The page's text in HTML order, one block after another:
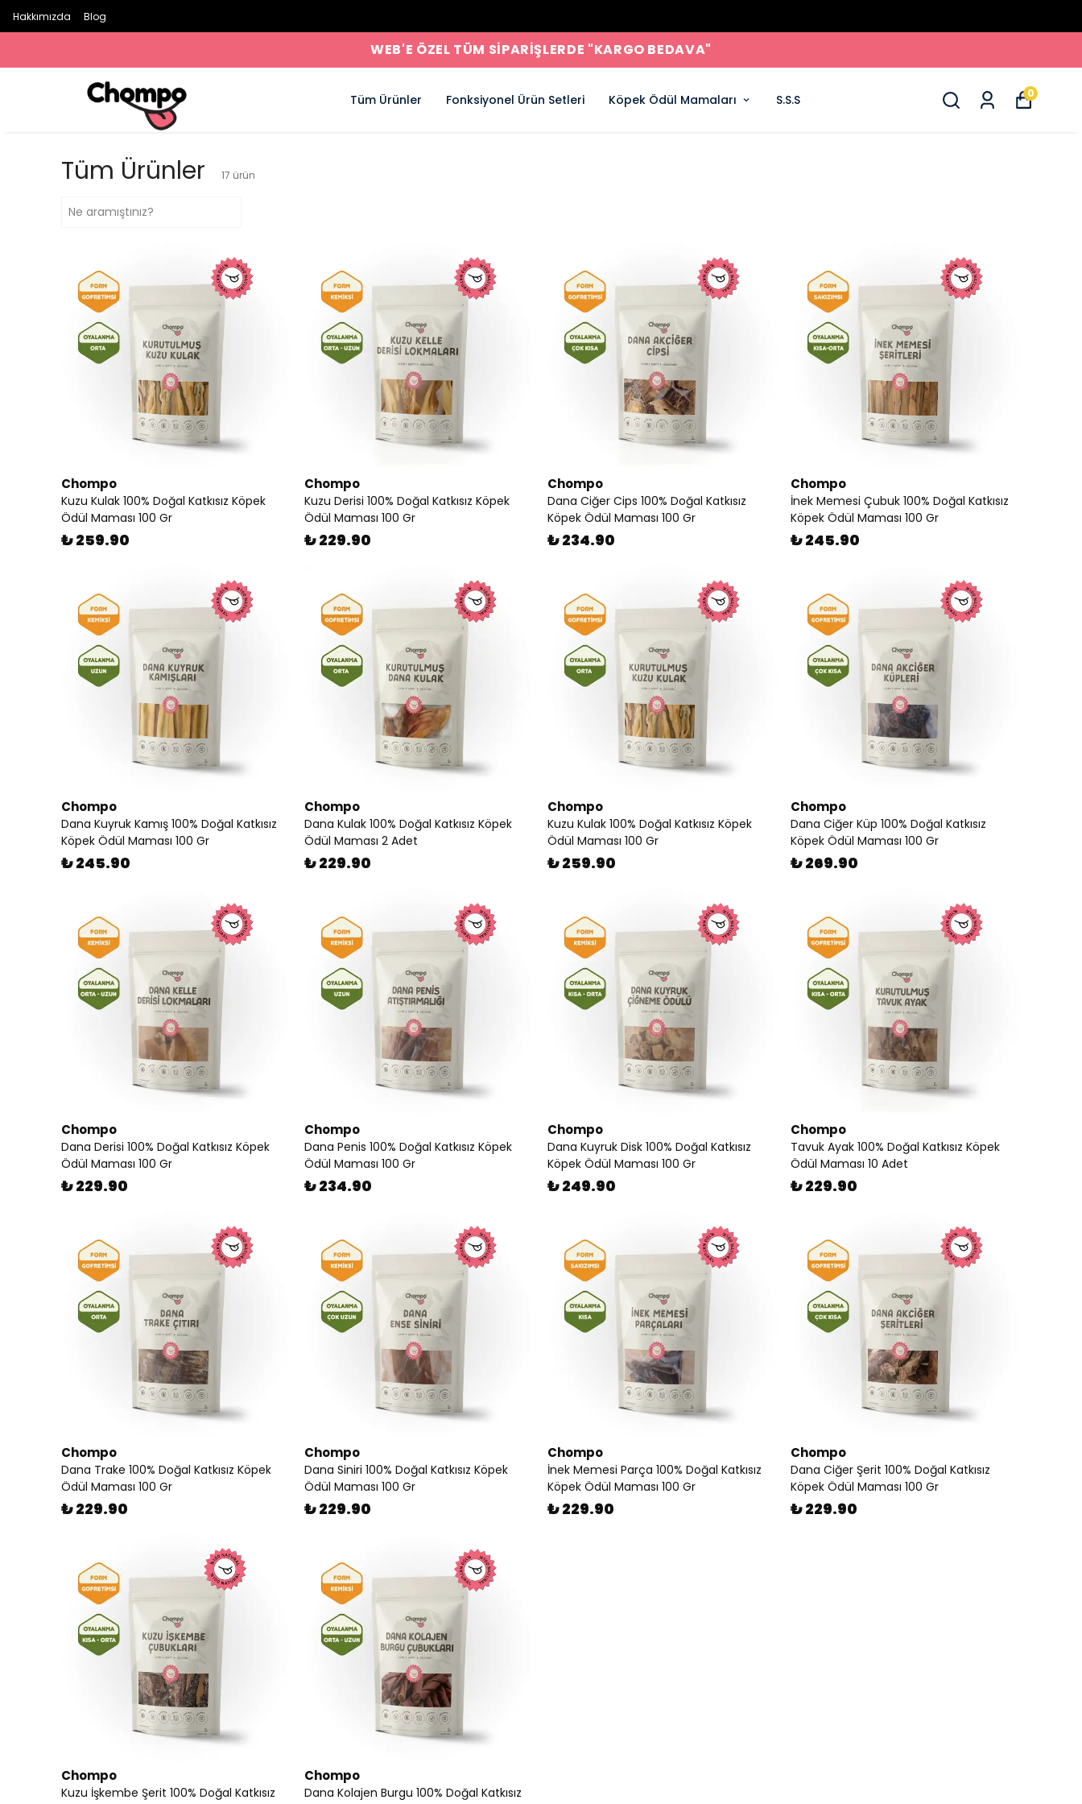
Hakkımızda Blog
WEB'E ÖZEL TÜM SİPARİŞLERDE "KARGO BEDAVA"
Tüm Ürünler Fonksiyonel Ürün Setleri Köpek Ödül Mamaları S.S.S 0
Tüm Ürünler 17 ürün
Chompo
Kuzu Kulak 100% Doğal Katkısız Köpek
Ödül Maması 100 Gr
₺ 259.90
Chompo
Kuzu Derisi 100% Doğal Katkısız Köpek
Ödül Maması 100 Gr
₺ 229.90
Chompo
Dana Ciğer Cips 100% Doğal Katkısız
Köpek Ödül Maması 100 Gr
₺ 234.90
Chompo
İnek Memesi Çubuk 100% Doğal Katkısız
Köpek Ödül Maması 100 Gr
₺ 245.90
Chompo
Dana Kuyruk Kamış 100% Doğal Katkısız
Köpek Ödül Maması 100 Gr
₺ 245.90
Chompo
Dana Kulak 100% Doğal Katkısız Köpek
Ödül Maması 2 Adet
₺ 229.90
Chompo
Kuzu Kulak 100% Doğal Katkısız Köpek
Ödül Maması 100 Gr
₺ 259.90
Chompo
Dana Ciğer Küp 100% Doğal Katkısız
Köpek Ödül Maması 100 Gr
₺ 269.90
Chompo
Dana Derisi 100% Doğal Katkısız Köpek
Ödül Maması 100 Gr
₺ 229.90
Chompo
Dana Penis 100% Doğal Katkısız Köpek
Ödül Maması 100 Gr
₺ 234.90
Chompo
Dana Kuyruk Disk 100% Doğal Katkısız
Köpek Ödül Maması 100 Gr
₺ 249.90
Chompo
Tavuk Ayak 100% Doğal Katkısız Köpek
Ödül Maması 10 Adet
₺ 229.90
Chompo
Dana Trake 100% Doğal Katkısız Köpek
Ödül Maması 100 Gr
₺ 229.90
Chompo
Dana Siniri 100% Doğal Katkısız Köpek
Ödül Maması 100 Gr
₺ 229.90
Chompo
İnek Memesi Parça 100% Doğal Katkısız
Köpek Ödül Maması 100 Gr
₺ 229.90
Chompo
Dana Ciğer Şerit 100% Doğal Katkısız
Köpek Ödül Maması 100 Gr
₺ 229.90
Chompo
Kuzu İşkembe Şerit 100% Doğal Katkısız
Chompo
Dana Kolajen Burgu 100% Doğal Katkısız